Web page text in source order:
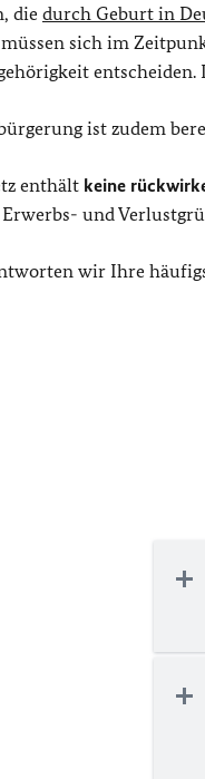
die durch Geburt in
sich im
entscheiden.
ist zudem
enthält keine
und
wir Ihre